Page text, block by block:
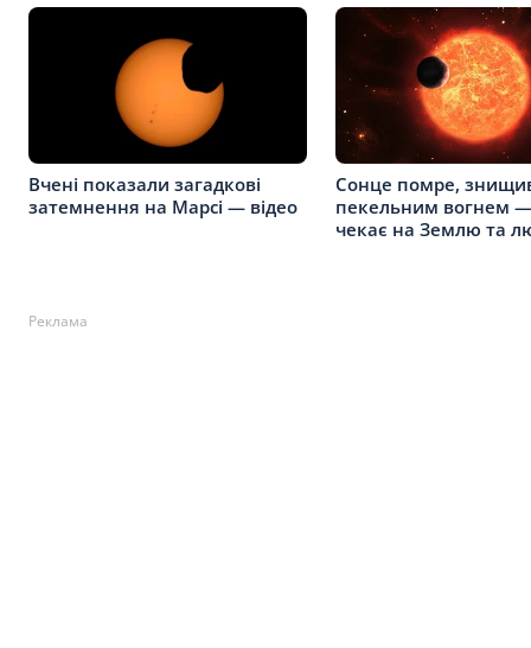
Вчені показали загадкові
затемнення на Марсі — відео
Сонце помре,
пекельним вогнем
чекає на Землю та
Реклама